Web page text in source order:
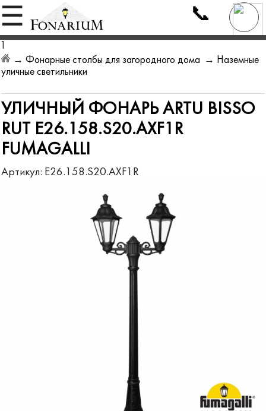
☰ 📞
1
→Фонарные столбы для загородного дома → Наземные
уличные светильники
УЛИЧНЫЙ ФОНАРЬ ARTU BISSO
RUT E26.158.S20.AXF1R
FUMAGALLI
Артикул: E26.158.S20.AXF1R